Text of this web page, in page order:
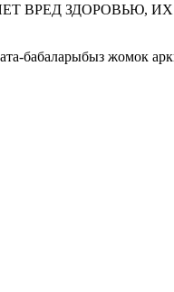
ВРЕД ЗДОРОВЬЮ,
бабаларыбыз жомок